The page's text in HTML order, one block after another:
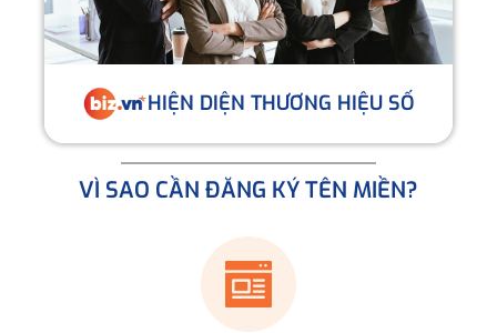
HIỆN DIỆN THƯƠNG HIỆU SỐ
VÌ SAO CẦN ĐĂNG KÝ TÊN MIỀN?